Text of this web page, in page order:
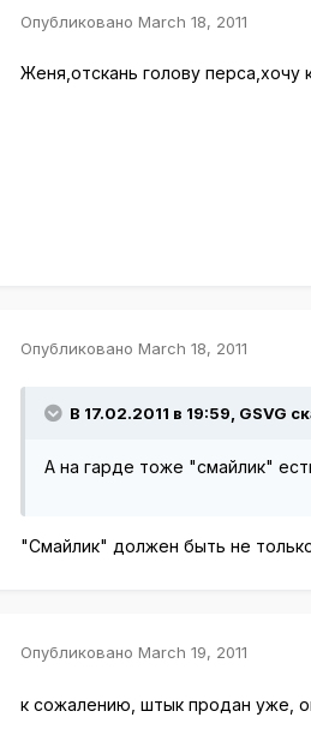
Опубликовано March 18, 2011
Женя,отскань голову перса,хочу
Опубликовано March 18, 2011
В 17.02.2011 в 19:59, GSVG
А на гарде тоже "смайлик"
"Смайлик" должен быть не
Опубликовано March 19, 2011
к сожалению, штык продан уже,